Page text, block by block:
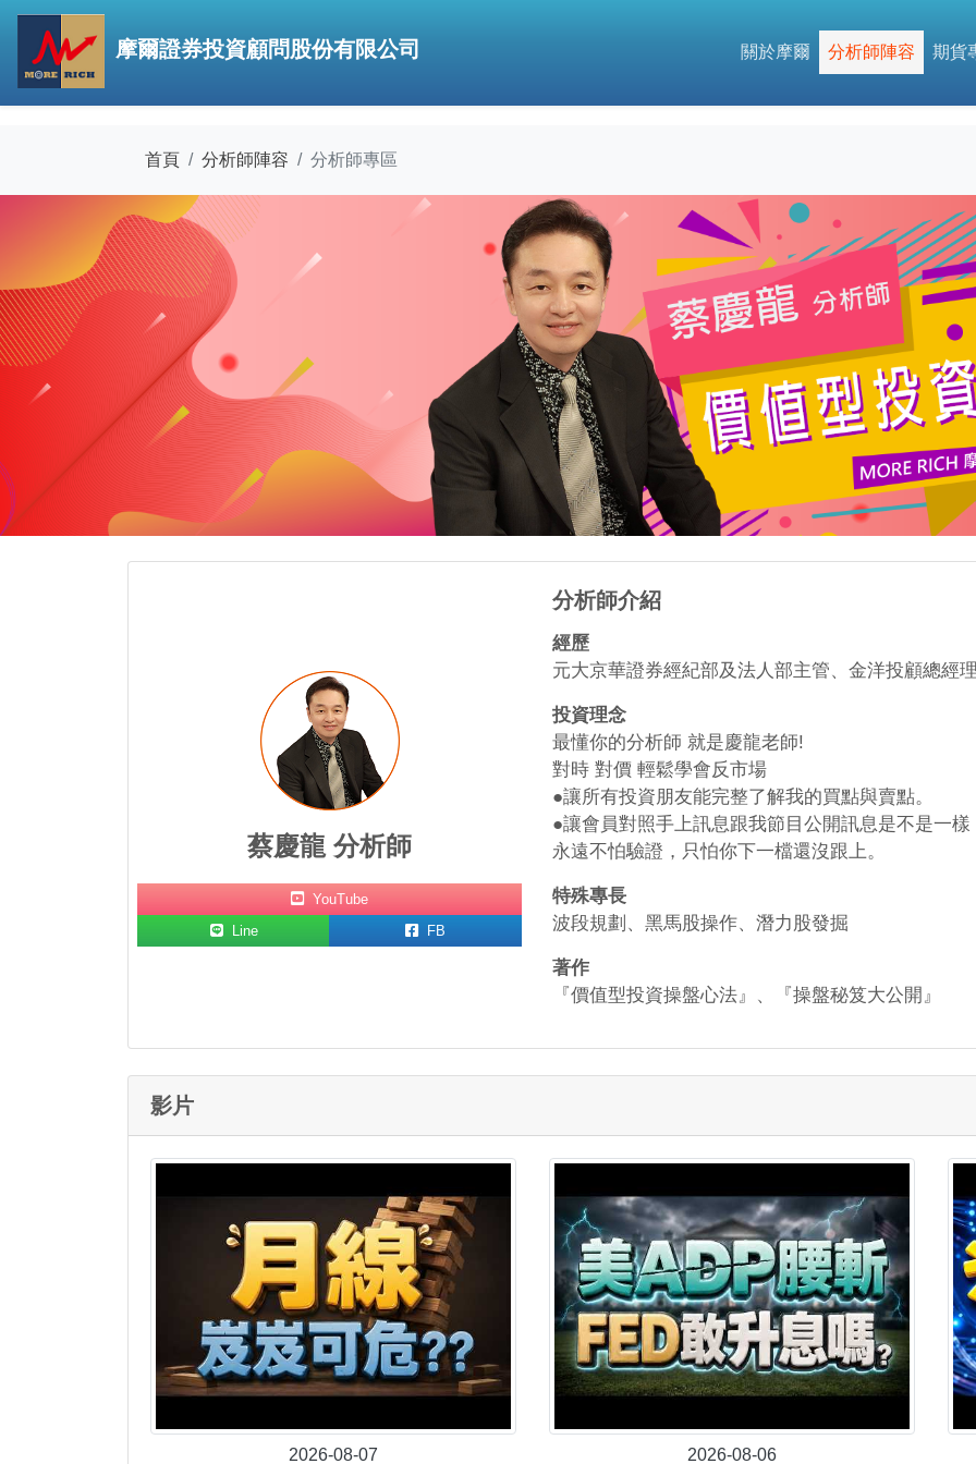
摩爾證券投資顧問股份有限公司 關於摩爾 分析師陣容 期貨
首頁 分析師陣容 分析師專區
蔡慶龍 分析師
YouTube
Line
FB
分析師介紹
經歷
元大京華證券經紀部及法人部主管、金洋投顧總經
投資理念
最懂你的分析師 就是慶龍老師!
對時 對價 輕鬆學會反市場
●讓所有投資朋友能完整了解我的買點與賣點。
●讓會員對照手上訊息跟我節目公開訊息是不是一樣
永遠不怕驗證，只怕你下一檔還沒跟上。
特殊專長
波段規劃、黑馬股操作、潛力股發掘
著作
『價值型投資操盤心法』、『操盤秘笈大公開』
影片
2026-08-07 2026-08-06